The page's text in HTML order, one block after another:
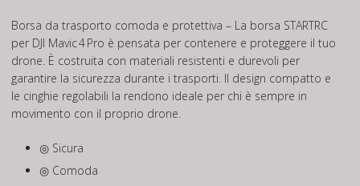
Borsa da trasporto comoda e protettiva – La borsa STARTRC
per DJI Mavic 4 Pro è pensata per contenere e proteggere il tuo
drone. È costruita con materiali resistenti e durevoli per
garantire la sicurezza durante i trasporti. Il design compatto e
le cinghie regolabili la rendono ideale per chi è sempre in
movimento con il proprio drone.
◎ Sicura
◎ Comoda